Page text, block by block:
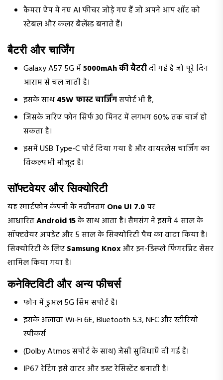
कैमरा ऐप में नए AI फीचर जोड़े गए हैं जो अपने आप शॉट को
स्टेबल और कलर बैलेंस्ड बनाते हैं।
बैटरी और चार्जिंग
Galaxy A57 5G में5000mAh की बैटरीदी गई है जो पूरे दिन
आराम से चल जाती है।
इसके साथ45W फास्ट चार्जिंगसपोर्ट भी है,
जिसके जरिए फोन सिर्फ 30 मिनट में लगभग 60% तक चार्ज हो
सकता है।
इसमें USB Type-C पोर्ट दिया गया है और वायरलेस चार्जिंग का
विकल्प भी मौजूद है।
सॉफ्टवेयर और सिक्योरिटी
यह स्मार्टफोन कंपनी के नवीनतमOne UI 7.0पर
आधारितAndroid 15के साथ आता है। सैमसंग ने इसमें 4 साल के
सॉफ्टवेयर अपडेट और 5 साल के सिक्योरिटी पैच का वादा किया है।
सिक्योरिटी के लिएSamsung Knoxऔर इन-डिस्प्ले फिंगरप्रिंट सेंसर
शामिल किया गया है।
कनेक्टिविटी और अन्य फीचर्स
फोन में डुअल 5G सिम सपोर्ट है।
इसके अलावा Wi-Fi 6E, Bluetooth 5.3, NFC और स्टीरियो
स्पीकर्स
(Dolby Atmos सपोर्ट के साथ) जैसी सुविधाएँ दी गई हैं।
IP67 रेटिंग इसे वाटर और डस्ट रेसिस्टेंट बनाती है।